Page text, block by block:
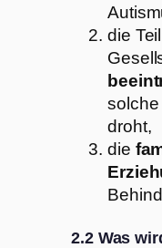
die
droht,
die
2.2 Was